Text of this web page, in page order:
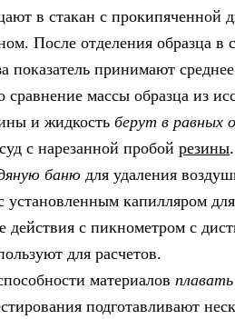
в стакан с прокипяченной
После отделения образца в
показатель принимают
сравнение массы образца из
и жидкость берут в равных
с нарезанной пробой резины
баню для удаления
установленным капилляром
с пикнометром с
для расчетов.
материалов
подготавливают